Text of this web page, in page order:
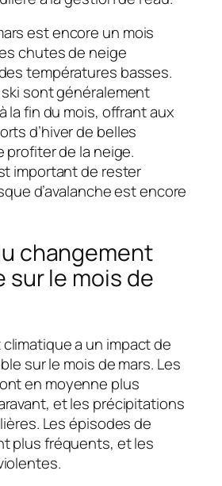
est encore un mois
chutes de neige
températures basses.
sont généralement
la fin du mois, offrant aux
d’hiver de belles
de la neige.
important de rester
d’avalanche est encore
changement
sur le mois de
a un impact de
sur le mois de mars. Les
en moyenne plus
et les précipitations
Les épisodes de
plus fréquents, et les